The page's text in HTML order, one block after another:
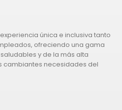
única e inclusiva tanto
ofreciendo una gama
y de la más alta
cambiantes necesidades del